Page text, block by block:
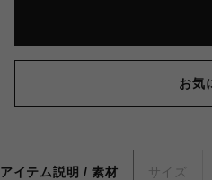
お気
アイテム説明 / 素材 サイズ